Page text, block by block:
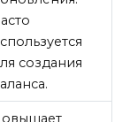
создания